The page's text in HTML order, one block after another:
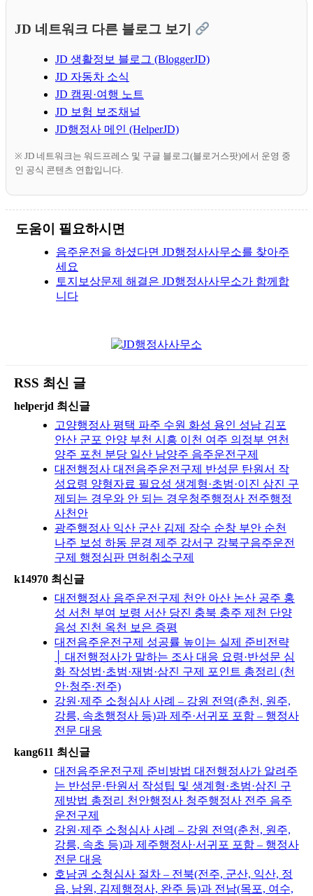
JD 네트워크 다른 블로그 보기
JD 생활정보 블로그 (BloggerJD)
JD 자동차 소식
JD 캠핑·여행 노트
JD 보험 보조채널
JD행정사 메인 (HelperJD)
※ JD 네트워크는 워드프레스 및 구글 블로그(블로거스팟)에서 운영 중
인 공식 콘텐츠 연합입니다.
도움이 필요하시면
음주운전을 하셨다면 JD행정사사무소를 찾아주
세요
토지보상문제 해결은 JD행정사사무소가 함께합
니다
RSS 최신 글
helperjd 최신글
고양행정사 평택 파주 수원 화성 용인 성남 김포
안산 군포 안양 부천 시흥 이천 여주 의정부 연천
양주 포천 분당 일산 남양주 음주운전구제
대전행정사 대전음주운전구제 반성문 탄원서 작
성요령 양형자료 필요성 생계형·초범·이진 삼진 구
제되는 경우와 안 되는 경우청주행정사 전주행정
사천안
광주행정사 익산 군산 김제 장수 순창 부안 순천
나주 보성 하동 문경 제주 강서구 강북구음주운전
구제 행정심판 면허취소구제
k14970 최신글
대전행정사 음주운전구제 천안 아산 논산 공주 홍
성 서천 부여 보령 서산 당진 충북 충주 제천 단양
음성 진천 옥천 보은 증평
대전음주운전구제 성공률 높이는 실제 준비전략
│ 대전행정사가 말하는 조사 대응 요령·반성문 심
화 작성법·초범·재범·삼진 구제 포인트 총정리 (천
안·청주·전주)
강원·제주 소청심사 사례 – 강원 전역(춘천, 원주,
강릉, 속초행정사 등)과 제주·서귀포 포함 – 행정사
전문 대응
kang611 최신글
대전음주운전구제 준비방법 대전행정사가 알려주
는 반성문·탄원서 작성팁 및 생계형·초범·삼진 구
제방법 총정리 천안행정사 청주행정사 전주 음주
운전구제
강원·제주 소청심사 사례 – 강원 전역(춘천, 원주,
강릉, 속초 등)과 제주행정사·서귀포 포함 – 행정사
전문 대응
호남권 소청심사 절차 – 전북(전주, 군산, 익산, 정
읍, 남원, 김제행정사, 완주 등)과 전남(목포, 여수,